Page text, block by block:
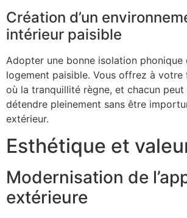
Création d’un
intérieur paisible
Adopter une bonne isolation phonique
logement paisible. Vous offrez à votre
où la tranquillité règne, et chacun peut
détendre pleinement sans être
extérieur.
Esthétique et
Modernisation de
extérieure